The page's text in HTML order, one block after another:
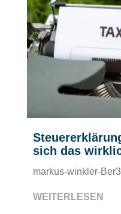
sich das
markus-winkler-
WEITERLESEN